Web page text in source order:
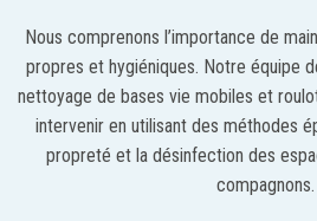
Nous comprenons l’importance de
propres et hygiéniques. Notre équipe
nettoyage de bases vie mobiles et
intervenir en utilisant des méthodes
propreté et la désinfection des
compagnons.